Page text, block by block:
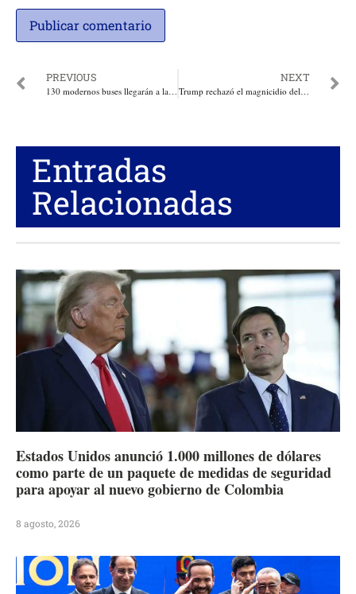
PREVIOUS
130 modernos buses llegarán a la capital del Cesar, Valledupar para una movilidad segura y climatizada
NEXT
Trump rechazó el magnicidio del antiglobalista ex primer ministro japonés, Shinzo Abe
Entradas
Relacionadas
Estados Unidos anunció 1.000 millones de dólares
como parte de un paquete de medidas de seguridad
para apoyar al nuevo gobierno de Colombia
8 agosto, 2026